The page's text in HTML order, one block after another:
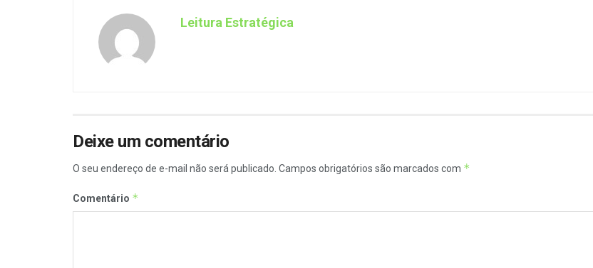
Leitura Estratégica
Deixe um comentário
O seu endereço de e-mail não será publicado. Campos obrigatórios são marcados com *
Comentário *